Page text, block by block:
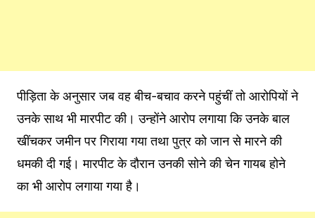
पीड़िता के अनुसार जब वह बीच-बचाव करने पहुंचीं तो आरोपियों ने
उनके साथ भी मारपीट की। उन्होंने आरोप लगाया कि उनके बाल
खींचकर जमीन पर गिराया गया तथा पुत्र को जान से मारने की
धमकी दी गई। मारपीट के दौरान उनकी सोने की चेन गायब होने
का भी आरोप लगाया गया है।